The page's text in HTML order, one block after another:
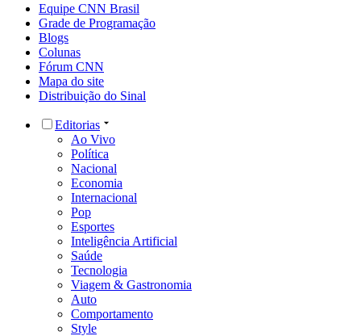
Equipe CNN Brasil
Grade de Programação
Blogs
Colunas
Fórum CNN
Mapa do site
Distribuição do Sinal
Editorias
Ao Vivo
Política
Nacional
Economia
Internacional
Pop
Esportes
Inteligência Artificial
Saúde
Tecnologia
Viagem & Gastronomia
Auto
Comportamento
Style